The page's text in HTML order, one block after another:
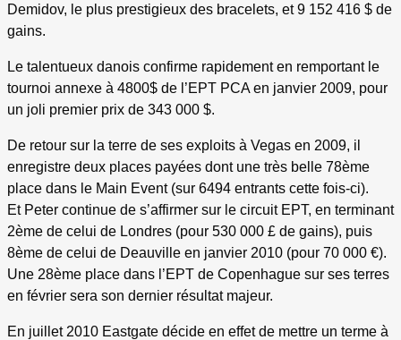
Demidov, le plus prestigieux des bracelets, et 9 152 416 $ de
gains.
Le talentueux danois confirme rapidement en remportant le
tournoi annexe à 4800$ de l’EPT PCA en janvier 2009, pour
un joli premier prix de 343 000 $.
De retour sur la terre de ses exploits à Vegas en 2009, il
enregistre deux places payées dont une très belle 78ème
place dans le Main Event (sur 6494 entrants cette fois-ci).
Et Peter continue de s’affirmer sur le circuit EPT, en terminant
2ème de celui de Londres (pour 530 000 £ de gains), puis
8ème de celui de Deauville en janvier 2010 (pour 70 000 €).
Une 28ème place dans l’EPT de Copenhague sur ses terres
en février sera son dernier résultat majeur.
En juillet 2010 Eastgate décide en effet de mettre un terme à